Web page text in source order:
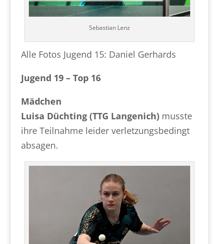
Sebastian Lenz
Alle Fotos Jugend 15: Daniel Gerhards
Jugend 19 – Top 16
Mädchen
Luisa Düchting (TTG Langenich)musste
ihre Teilnahme leider verletzungsbedingt
absagen.